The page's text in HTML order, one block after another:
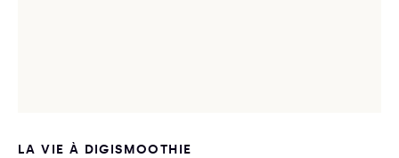
LA VIE À DIGISMOOTHIE